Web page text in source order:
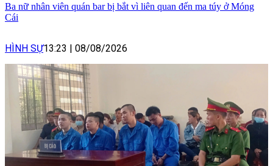
Ba nữ nhân viên quán bar bị bắt vì liên quan đến ma túy ở Móng
Cái
HÌNH SỰ13:23 08/08/2026